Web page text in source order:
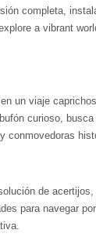
completa,
a vibrant
un viaje
curioso,
conmovedoras
de
para navegar